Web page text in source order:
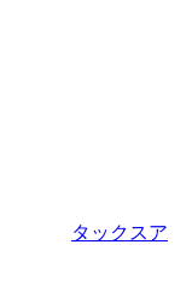
タックスア